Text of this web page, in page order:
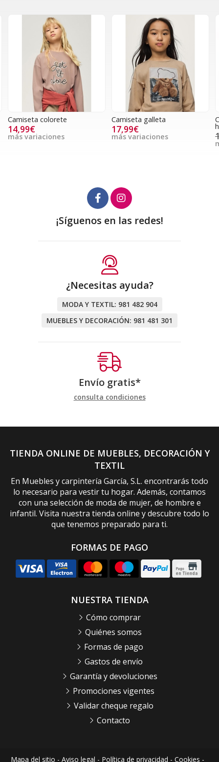
Camiseta colorete
14,99€
más variaciones
Camiseta galleta
17,99€
más variaciones
¡Síguenos en las redes!
¿Necesitas ayuda?
MODA Y TEXTIL: 981 482 904
MUEBLES Y DECORACIÓN: 981 481 301
Envío gratis*
consulta condiciones
TIENDA ONLINE DE MUEBLES, DECORACIÓN Y
TEXTIL
En Muebles y carpintería García, S.L. encontrarás todo
lo necesario para vestir tu hogar. Además, contamos
con una selección de moda de mujer, de hombre e
infantil. Visita nuestra tienda online y descubre todo lo
que tenemos preparado para ti.
FORMAS DE PAGO
NUESTRA TIENDA
Cómo comprar
Quiénes somos
Formas de pago
Gastos de envío
Garantía y devoluciones
Promociones vigentes
Validar cheque regalo
Contacto
Mapa del sitio - Aviso legal - Política de privacidad - Cookies -